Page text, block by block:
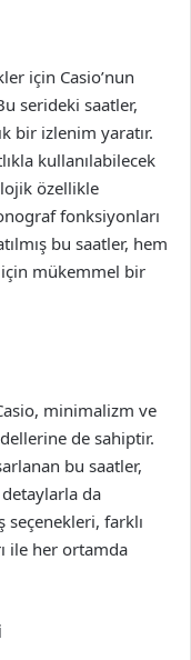
için Casio’nun
serideki saatler,
bir izlenim yaratır.
kullanılabilecek
özellikle
fonksiyonları
bu saatler, hem
mükemmel bir
minimalizm ve
de sahiptir.
bu saatler,
da
seçenekleri, farklı
ile her ortamda